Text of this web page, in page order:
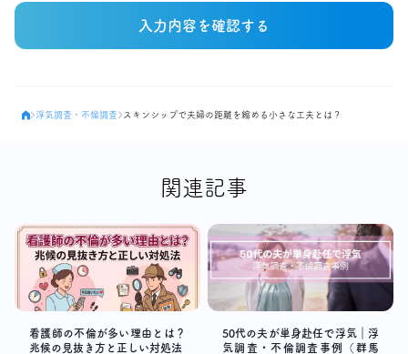
入力内容を確認する
浮気調査・不倫調査 スキンシップで夫婦の距離を縮める小さな工夫とは？
関連記事
看護師の不倫が多い理由とは？
兆候の見抜き方と正しい対処法
50代の夫が単身赴任で浮気｜浮
気調査・不倫調査事例（群馬